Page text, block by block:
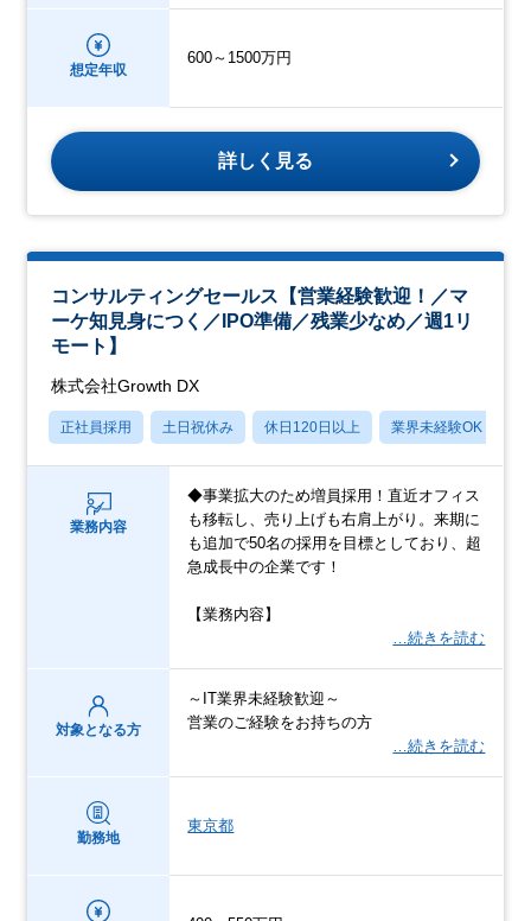
想定年収
600～1500万円
詳しく見る
コンサルティングセールス【営業経験歓迎！／マ
ーケ知見身につく／IPO準備／残業少なめ／週1リ
モート】
株式会社Growth DX
正社員採用 土日祝休み 休日120日以上 業界未経験OK
業務内容
◆事業拡大のため増員採用！直近オフィス
も移転し、売り上げも右肩上がり。来期に
も追加で50名の採用を目標としており、超
急成長中の企業です！
【業務内容】
…続きを読む
対象となる方
～IT業界未経験歓迎～
営業のご経験をお持ちの方
…続きを読む
勤務地
東京都